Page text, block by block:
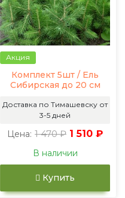
Акция
Комплект 5шт / Ель
Сибирская до 20 см
Доставка по Тимашевску от
3-5 дней
Цена: 1 470 ₽ 1 510 ₽
В наличии
Купить